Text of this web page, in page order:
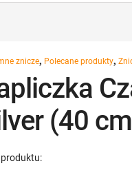
znicze, Polecane produkty,
(40